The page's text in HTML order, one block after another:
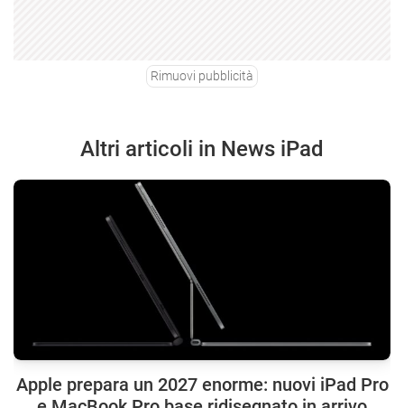
Rimuovi pubblicità
Altri articoli in News iPad
Apple prepara un 2027 enorme: nuovi iPad Pro